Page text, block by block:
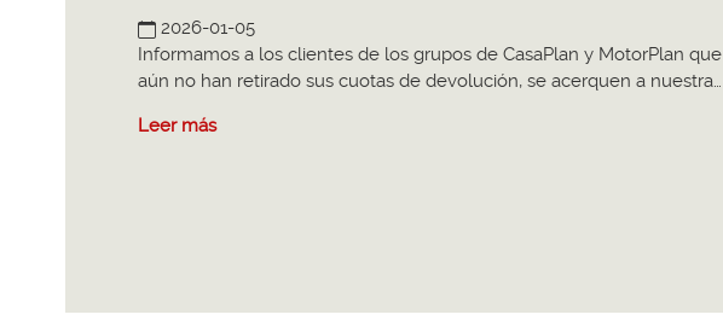
2026-01-05
Informamos a los clientes de los grupos de CasaPlan y MotorPlan que
aún no han retirado sus cuotas de devolución, se acerquen a nuestra…
Leer más